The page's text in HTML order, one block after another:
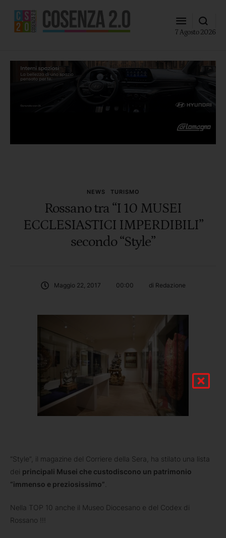
7 Agosto 2026
NEWS TURISMO
Rossano tra “I 10 MUSEI
ECCLESIASTICI IMPERDIBILI”
secondo “Style”
Maggio 22, 2017 00:00 di Redazione
“Style”, il magazine del Corriere della Sera, ha stilato una lista
dei principali Musei che custodiscono un patrimonio
“immenso e preziosissimo”
Nella TOP 10 anche il Museo Diocesano e del Codex di
Rossano !!!